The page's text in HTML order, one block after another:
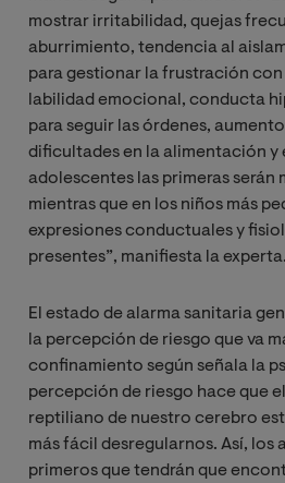
mostrar irritabilidad, quejas
aburrimiento, tendencia al
para gestionar la frustración
labilidad emocional, conducta
para seguir las órdenes,
dificultades en la alimentación y
adolescentes las primeras serán
mientras que en los niños más
expresiones conductuales y
presentes”, manifiesta la experta.
El estado de alarma sanitaria
la percepción de riesgo que va
confinamiento según señala la
percepción de riesgo hace que
reptiliano de nuestro cerebro
más fácil desregularnos. Así, los
primeros que tendrán que